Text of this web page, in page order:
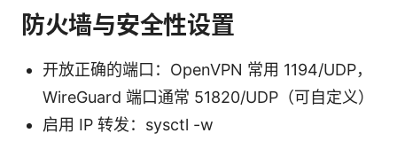
防火墙与安全性设置
开放正确的端口：OpenVPN 常用 1194/UDP，
WireGuard 端口通常 51820/UDP（可自定义）
启用 IP 转发：sysctl -w